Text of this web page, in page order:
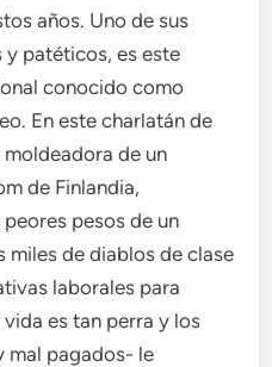
años. Uno de sus
y patéticos, es este
conocido como
En este charlatán de
de un
de Finlandia,
pesos de un
miles de diablos de clase
laborales para
es tan perra y los
mal pagados- le